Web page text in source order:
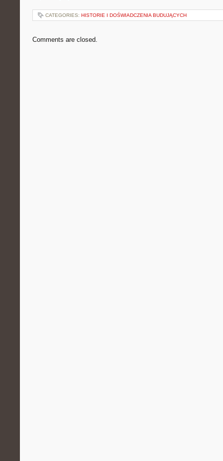
CATEGORIES: HISTORIE I DOŚWIADCZENIA BUDUJĄCYCH
Comments are closed.